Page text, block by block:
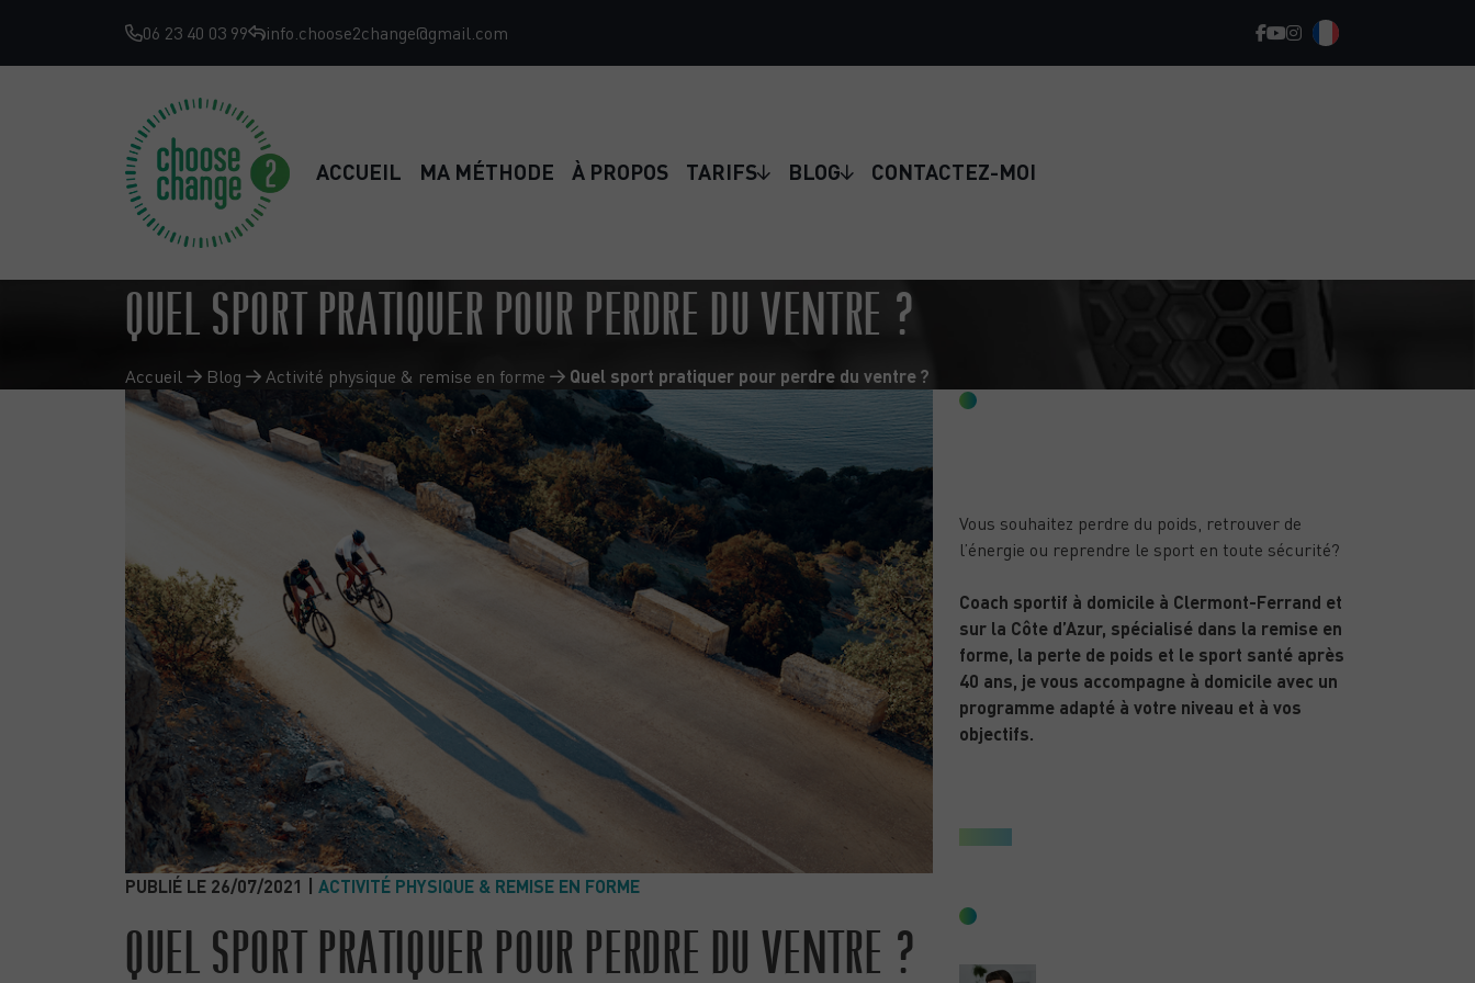
06 23 40 03 99 info.choose2change@gmail.com
ACCUEIL MA MÉTHODE À PROPOS TARIFS BLOG CONTACTEZ-MOI
QUEL SPORT PRATIQUER POUR PERDRE DU VENTRE ?
Accueil Blog Activité physique & remise en forme Quel sport pratiquer pour perdre du ventre ?
PUBLIÉ LE 26/07/2021 | ACTIVITÉ PHYSIQUE & REMISE EN FORME
QUEL SPORT PRATIQUER POUR PERDRE DU VENTRE ?
Vous souhaitez perdre du poids, retrouver de
l’énergie ou reprendre le sport en toute sécurité?
Coach sportif à domicile à Clermont-Ferrand et
sur la Côte d’Azur, spécialisé dans la remise en
forme, la perte de poids et le sport santé après
40 ans, je vous accompagne à domicile avec un
programme adapté à votre niveau et à vos
objectifs.